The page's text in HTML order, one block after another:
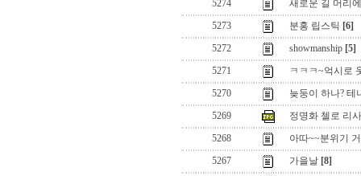
5274
새로운 길 머리
5273
분홍 립스틱 [6]
5272
showmanship [5]
5271
ㅋㅋㅋ~억시로
5270
늦둥이 하나? 테
5269
정명화 첼로 리
5268
아따~~분위기
5267
가을날 [8]